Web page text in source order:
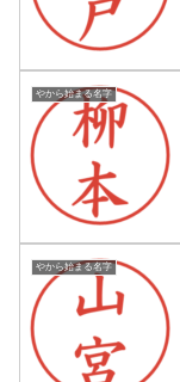
やから始まる名字
やから始まる名字